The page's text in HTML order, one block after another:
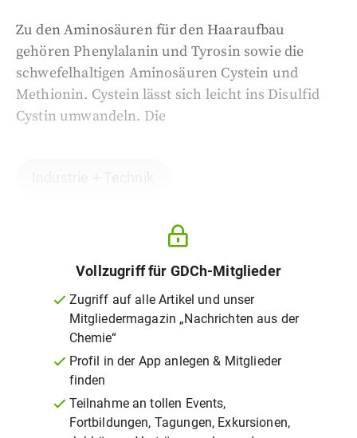
Zu den Aminosäuren für den Haaraufbau
gehören Phenylalanin und Tyrosin sowie die
schwefelhaltigen Aminosäuren Cystein und
Methionin. Cystein lässt sich leicht ins Disulfid
Cystin umwandeln. Die
Vollzugriff für GDCh-Mitglieder
Zugriff auf alle Artikel und unser
Mitgliedermagazin „Nachrichten aus der
Chemie“
Profil in der App anlegen & Mitglieder
finden
Teilnahme an tollen Events,
Fortbildungen, Tagungen, Exkursionen,